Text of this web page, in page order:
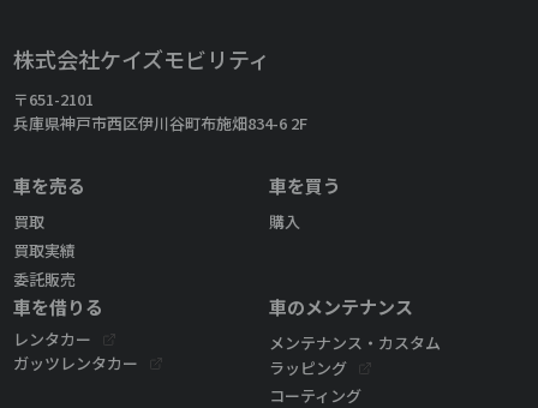
株式会社ケイズモビリティ
〒651-2101
兵庫県神戸市西区伊川谷町布施畑834-6 2F
車を売る
買取
買取実績
委託販売
車を買う
購入
車を借りる
レンタカー
ガッツレンタカー
車のメンテナンス
メンテナンス・カスタム
ラッピング
コーティング